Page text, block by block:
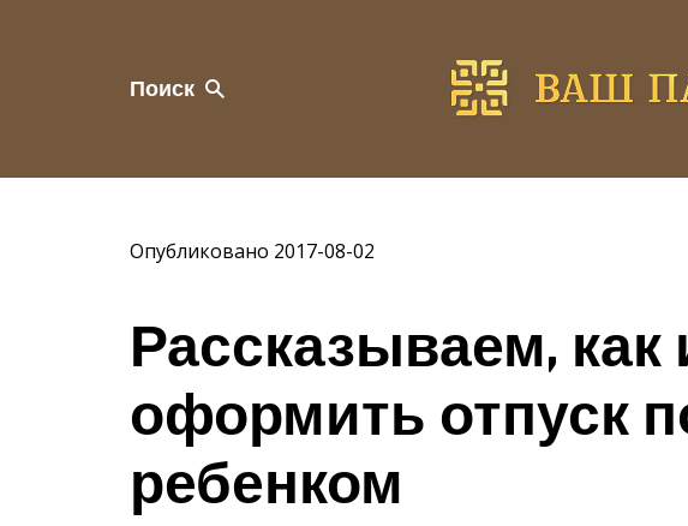
Поиск
Опубликовано 2017-08-02
Рассказываем, как
оформить отпуск
ребенком